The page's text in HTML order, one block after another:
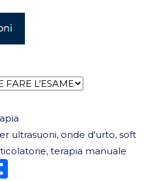
ultrasuoni, onde d'urto, soft
, terapia manuale